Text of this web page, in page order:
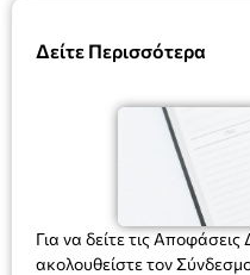
Δείτε Περισσότερα
Για να δείτε τις
ακολουθείστε τον